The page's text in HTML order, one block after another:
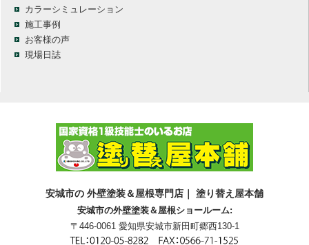
カラーシミュレーション
施工事例
お客様の声
現場日誌
安城市の 外壁塗装＆屋根専門店｜ 塗り替え屋本舗
安城市の外壁塗装＆屋根ショールーム:
〒446-0061 愛知県安城市新田町郷西130-1